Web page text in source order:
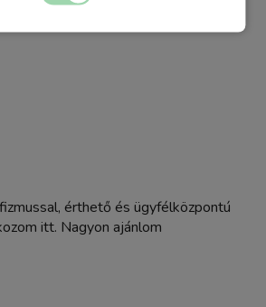
érthető és ügyfélközpontú
itt. Nagyon ajánlom